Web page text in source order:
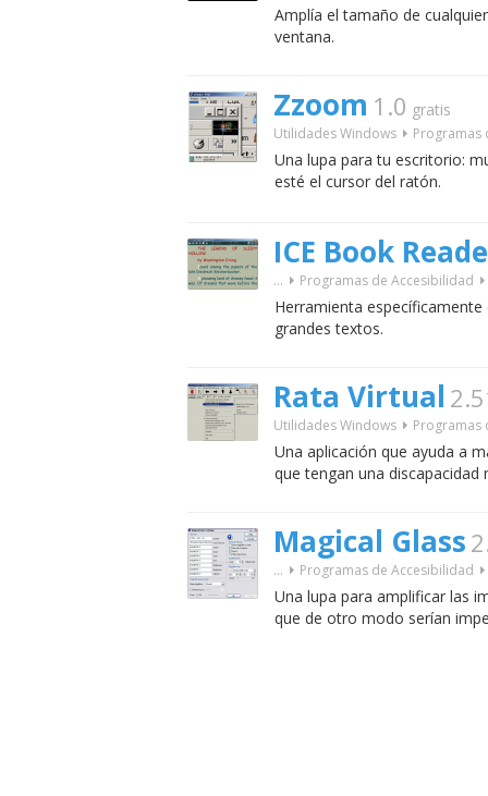
Amplía el tamaño de
ventana.
Zzoom 1.0 gratis
Utilidades Windows Programas
Una lupa para tu escritorio:
esté el cursor del ratón.
ICE Book
... Programas de Accesibilidad
Herramienta
grandes textos.
Rata Virtual
Utilidades Windows Programas
Una aplicación que ayuda a
que tengan una discapacidad
Magical Glass
... Programas de Accesibilidad
Una lupa para amplificar las
que de otro modo serían